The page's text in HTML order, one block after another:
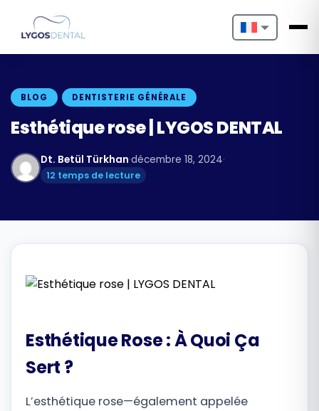
Nederlands
Français
Español
Română
BLOG DENTISTERIE GÉNÉRALE
Esthétique rose | LYGOS DENTAL
Dt. Betül Türkhan·décembre 18, 2024·
12 temps de lecture
Esthétique Rose : À Quoi Ça
Sert ?
L’esthétique rose—également appelée